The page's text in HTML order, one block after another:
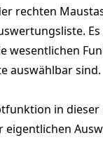
rechten
wesentlichen
auswählbar sind.
in dieser
eigentlichen